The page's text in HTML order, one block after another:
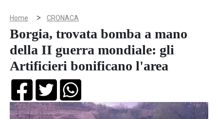
Home > CRONACA
Borgia, trovata bomba a mano
della II guerra mondiale: gli
Artificieri bonificano l'area